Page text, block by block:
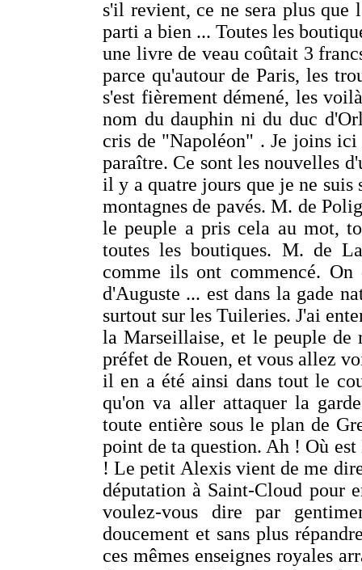
s'il revient, ce ne sera plus
parti a bien ... Toutes les
une livre de veau coûtait 3
parce qu'autour de Paris, les
s'est fièrement démené, les
nom du dauphin ni du duc
cris de "Napoléon" . Je joins
paraître. Ce sont les nouvelles
il y a quatre jours que je ne suis
montagnes de pavés. M. de
le peuple a pris cela au mot,
toutes les boutiques. M. de
comme ils ont commencé.
d'Auguste ... est dans la gade
surtout sur les Tuileries. J'ai
la Marseillaise, et le peuple de
préfet de Rouen, et vous allez
il en a été ainsi dans tout le
qu'on va aller attaquer la
toute entière sous le plan de
point de ta question. Ah ! Où
! Le petit Alexis vient de me
députation à Saint-Cloud pour
voulez-vous dire par
doucement et sans plus
ces mêmes enseignes royales